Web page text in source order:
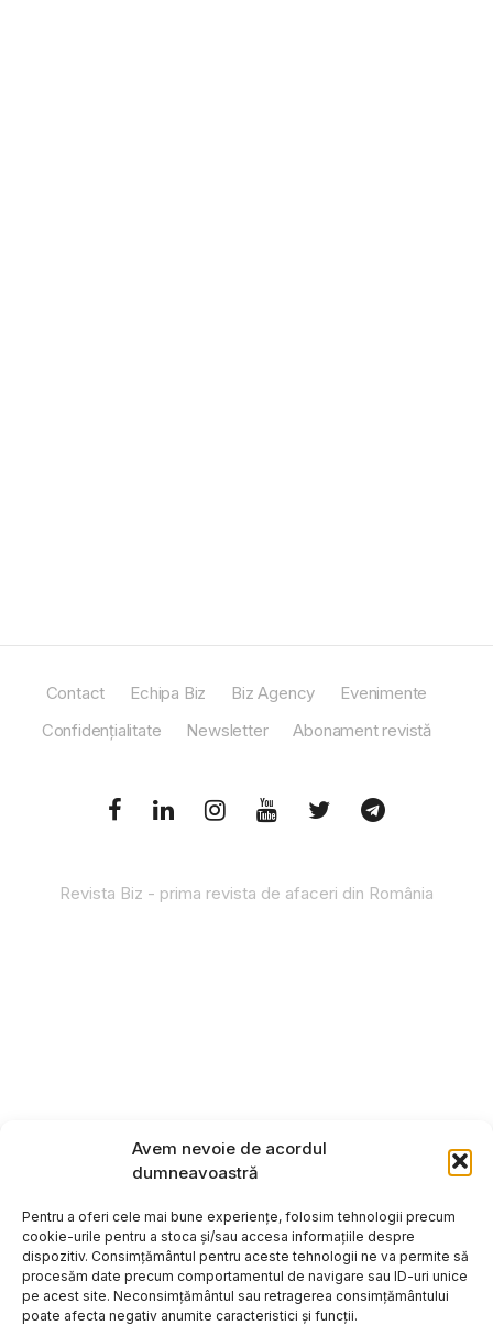
Avem nevoie de acordul
dumneavoastră
Pentru a oferi cele mai bune experiențe, folosim tehnologii precum
cookie-urile pentru a stoca și/sau accesa informațiile despre
dispozitiv. Consimțământul pentru aceste tehnologii ne va permite să
procesăm date precum comportamentul de navigare sau ID-uri unice
pe acest site. Neconsimțământul sau retragerea consimțământului
poate afecta negativ anumite caracteristici și funcții.
Contact Echipa Biz Biz Agency
Evenimente
Confidențialitate
Newsletter Abonament revistă
Revista Biz - prima revista de afaceri din România